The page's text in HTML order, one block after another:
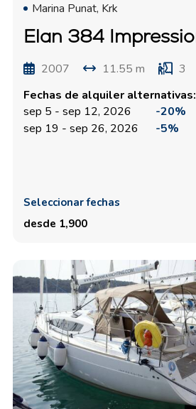
Marina Punat, Krk
2007 11.55 m 3
Fechas de alquiler alternativas:
sep 5 - sep 12, 2026
-20%
sep 19 - sep 26, 2026
-5%
Seleccionar fechas
desde 1,900